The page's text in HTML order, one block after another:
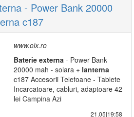
- Power Bank 20000
c187
www.olx.ro
Baterie externa - Power Bank
20000 mah - solara + lanterna
c187 Accesorii Telefoane - Tablete
Incarcatoare, cabluri, adaptoare 42
lei Campina Azi
21.05|19:58